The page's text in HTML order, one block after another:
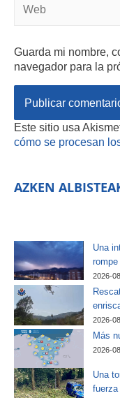
Guarda mi nombre,
navegador para la
Este sitio usa
cómo se procesan
AZKEN
Una
2026-
2026-
Más
2026-
Una
fuerza